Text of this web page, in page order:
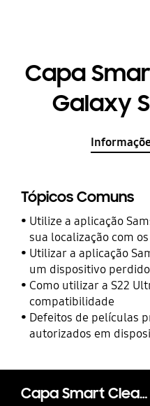
Capa
Galaxy
Tópicos Comuns
Utilize a aplicação
sua localização com
familiares e outros
Utilizar a aplicação
um dispositivo perdido
Como utilizar a S22
compatibilidade
Defeitos de películas
autorizados em
Capa Smart Clear View Galaxy S21 Ultra 5G